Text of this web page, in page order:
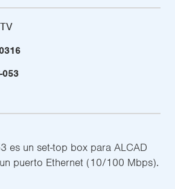
053
es un set-top box para ALCAD
puerto Ethernet (10/100 Mbps).